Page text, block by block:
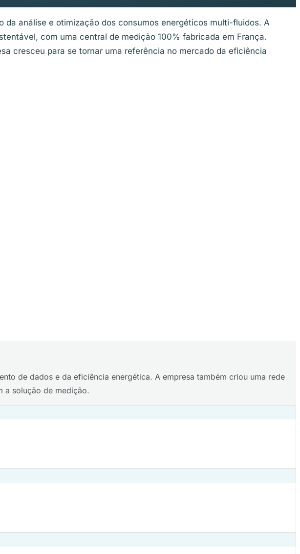
da análise e otimização dos consumos energéticos multi-fluidos. A
com uma central de medição 100% fabricada em França.
cresceu para se tornar uma referência no mercado da eficiência
de dados e da eficiência energética. A empresa também criou uma rede
a solução de medição.